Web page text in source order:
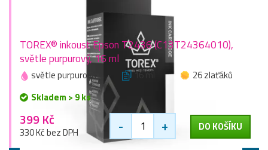
TOREX® inkoust Epson T2436 (C13T24364010),
světle purpurový, 16 ml
světle purpurová 16 ml
26 zlaťáků
Skladem > 9 ks
399 Kč
330 Kč bez DPH - + DO KOŠÍKU